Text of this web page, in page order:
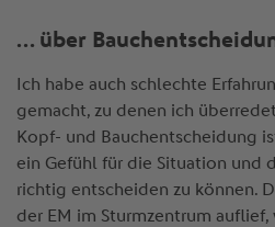
… über
Ich habe auch schlechte
gemacht, zu denen ich
Kopf- und Bauchentscheidung
ein Gefühl für die Situation und
richtig entscheiden zu können.
der EM im Sturmzentrum